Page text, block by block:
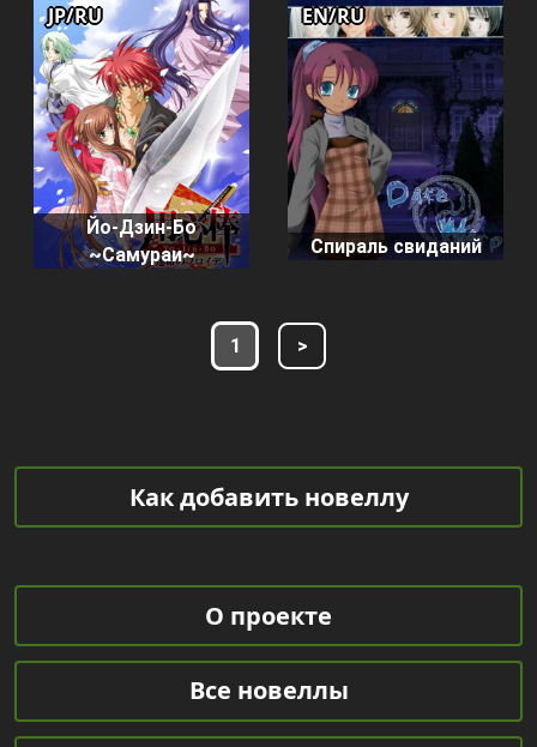
Йо-Дзин-Бо
~Самураи~
JP/RU
Спираль свиданий
EN/RU
1 >
Как добавить новеллу
О проекте
Все новеллы